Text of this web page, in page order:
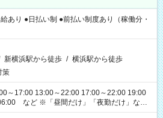
り ●日払い制 ●前払い制度あり（稼働分・
新横浜駅から徒歩 / 横浜駅から徒歩
策
～17:00 13:00～22:00 17:00～22:00 19:00
け」「夜勤だけ」など